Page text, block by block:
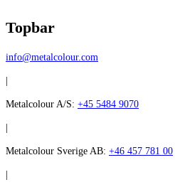
Topbar
info@metalcolour.com
|
Metalcolour A/S: +45 5484 9070
|
Metalcolour Sverige AB: +46 457 781 00
|